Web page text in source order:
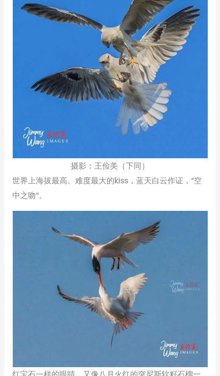
摄影：王俭美（下同）
世界上海拔最高、难度最大的kiss，蓝天白云作证，“空
中之吻”。